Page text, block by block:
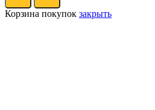
Корзина покупок закрыть